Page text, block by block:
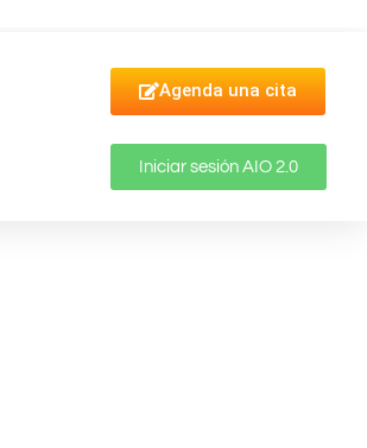
Agenda una cita
Iniciar sesión AIO 2.0